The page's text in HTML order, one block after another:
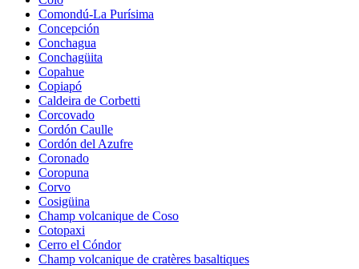
Comondú-La Purísima
Concepción
Conchagua
Conchagüita
Copahue
Copiapó
Caldeira de Corbetti
Corcovado
Cordón Caulle
Cordón del Azufre
Coronado
Coropuna
Corvo
Cosigüina
Champ volcanique de Coso
Cotopaxi
Cerro el Cóndor
Champ volcanique de cratères basaltiques